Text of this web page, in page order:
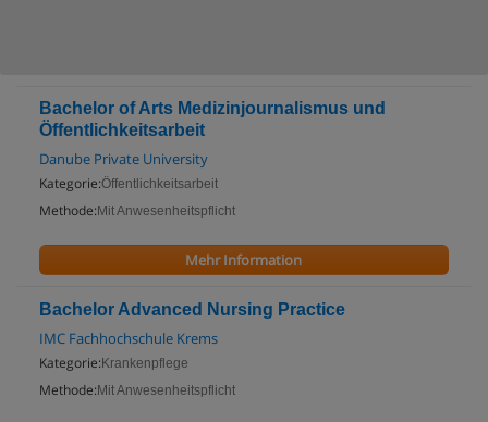
Bachelor of Arts Medizinjournalismus und
Öffentlichkeitsarbeit
Danube Private University
Kategorie:Öffentlichkeitsarbeit
Methode: Mit Anwesenheitspflicht
Mehr Information
Bachelor Advanced Nursing Practice
IMC Fachhochschule Krems
Kategorie: Krankenpflege
Methode: Mit Anwesenheitspflicht